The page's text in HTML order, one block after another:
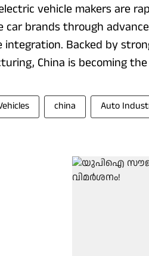
vehicle makers are
car brands through
Backed by
China is becoming
china Auto